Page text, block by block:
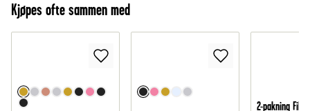
Kjøpes ofte sammen med
2-pakning